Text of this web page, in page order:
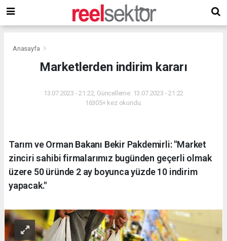
Anasayfa
Marketlerden indirim kararı
13.07.2023 - 21:22, Güncelleme: 13.07.2023 - 21:22
16305+ kez okundu.
Tarım ve Orman Bakanı Bekir Pakdemirli: "Market
zinciri sahibi firmalarımız bugünden geçerli olmak
üzere 50 üründe 2 ay boyunca yüzde 10 indirim
yapacak."